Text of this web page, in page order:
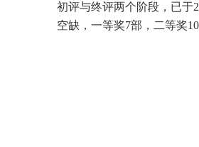
初评与终评两个阶段，已于
空缺，一等奖7部，二等奖